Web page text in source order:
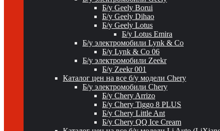
Б/у Geely Borui
Б/у Geely Dihao
Б/у Geely Lotus
Б/у Lotus Emira
Б/у электромобили Lynk & Co
Б/у Lynk & Co 06
Б/у электромобили Zeekr
Б/у Zeekr 001
Каталог цен на все б/у модели Chery
Б/у электромобили Chery
Б/у Chery Arrizo
Б/у Chery Tiggo 8 PLUS
Б/у Chery Little Ant
Б/у Chery QQ Ice Cream